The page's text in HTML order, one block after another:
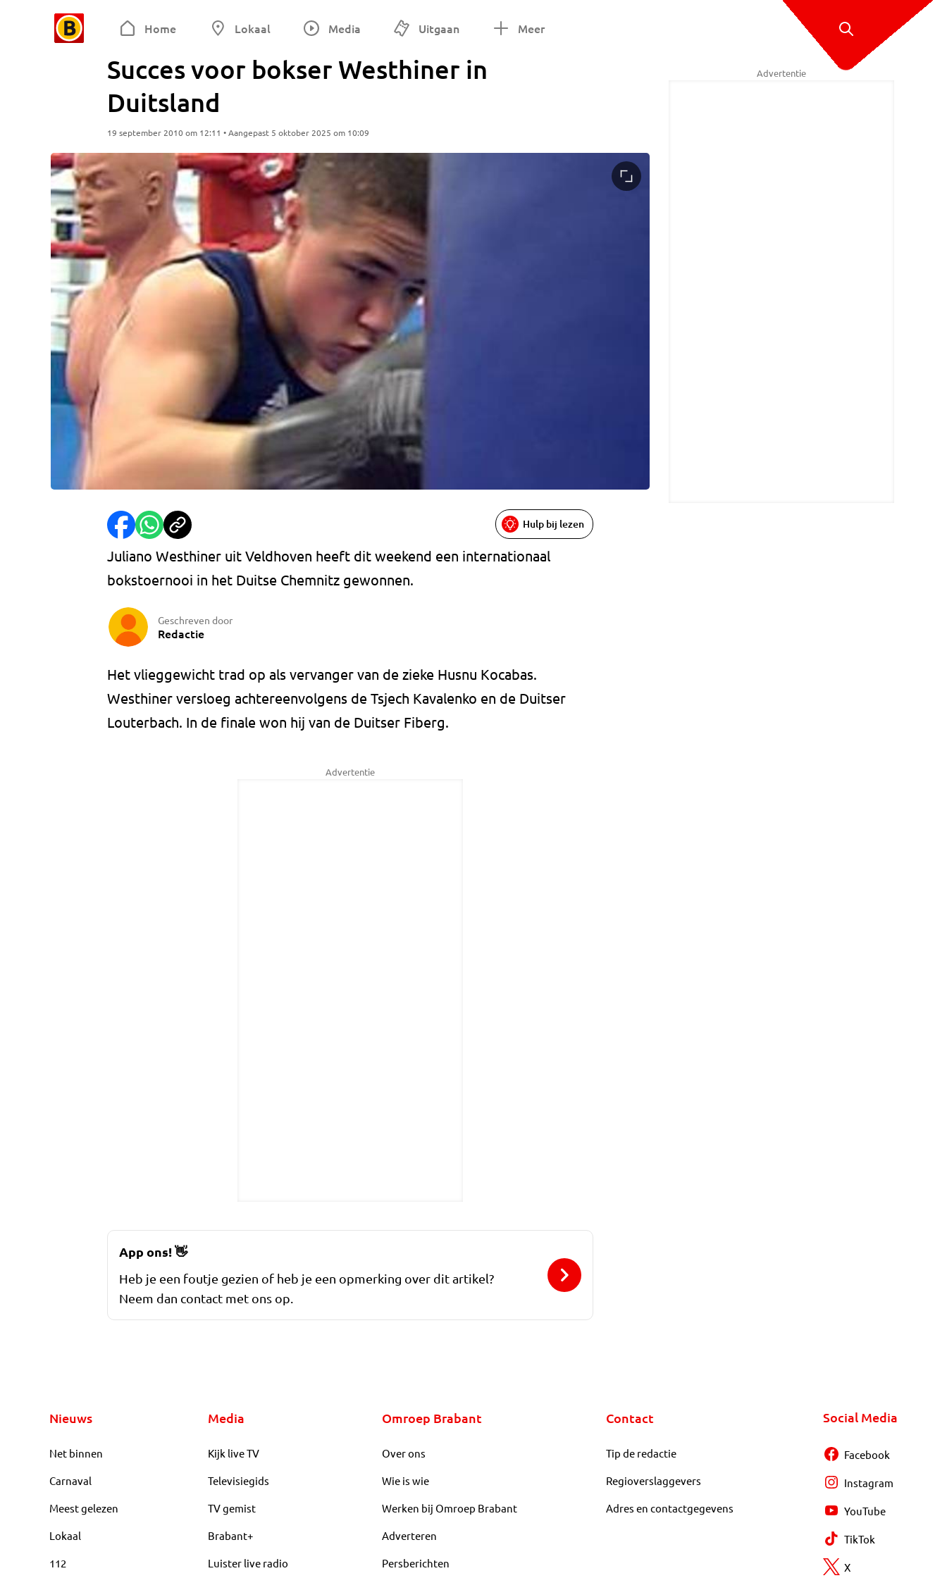
Home Lokaal Media Uitgaan Meer
Succes voor bokser Westhiner in
Duitsland
19 september 2010 om 12:11 • Aangepast 5 oktober 2025 om 10:09
Hulp bij lezen
Juliano Westhiner uit Veldhoven heeft dit weekend een internationaal
bokstoernooi in het Duitse Chemnitz gewonnen.
Geschreven door
Redactie
Het vlieggewicht trad op als vervanger van de zieke Husnu Kocabas.
Westhiner versloeg achtereenvolgens de Tsjech Kavalenko en de Duitser
Louterbach. In de finale won hij van de Duitser Fiberg.
Advertentie
Advertentie
App ons!👋
Heb je een foutje gezien of heb je een opmerking over dit artikel?
Neem dan contact met ons op.
Nieuws
Net binnen
Carnaval
Meest gelezen
Lokaal
112
Media
Kijk live TV
Televisiegids
TV gemist
Brabant+
Luister live radio
Omroep Brabant
Over ons
Wie is wie
Werken bij Omroep Brabant
Adverteren
Persberichten
Contact
Tip de redactie
Regioverslaggevers
Adres en contactgegevens
Social Media
Facebook
Instagram
YouTube
TikTok
X